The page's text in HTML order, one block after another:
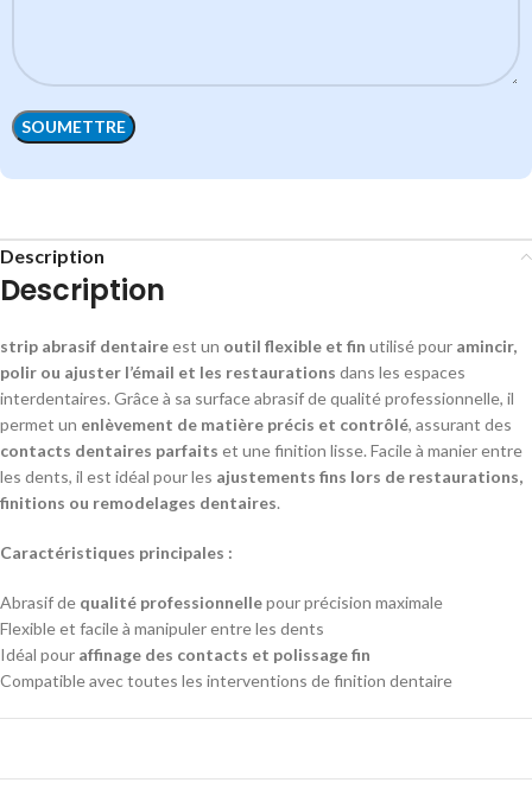
Description
Description
strip abrasif dentaireest un outil flexible et fin utilisé pour amincir,
polir ou ajuster l’émail et les restaurations dans les espaces
interdentaires. Grâce à sa surface abrasif de qualité professionnelle, il
permet un enlèvement de matière précis et contrôlé, assurant des
contacts dentaires parfaits et une finition lisse. Facile à manier entre
les dents, il est idéal pour les ajustements fins lors de restaurations,
finitions ou remodelages dentaires.
Caractéristiques principales :
Abrasif de qualité professionnellepour précision maximale
Flexible et facile à manipuler entre les dents
Idéal pour affinage des contacts et polissage fin
Compatible avec toutes les interventions de finition dentaire